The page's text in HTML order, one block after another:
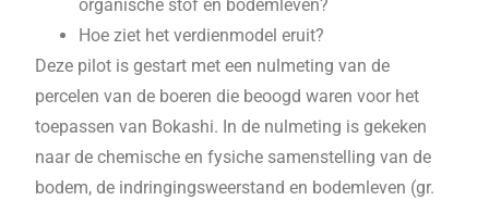
organische stof en bodemleven?
Hoe ziet het verdienmodel eruit?
Deze pilot is gestart met een nulmeting van de
percelen van de boeren die beoogd waren voor het
toepassen van Bokashi. In de nulmeting is gekeken
naar de chemische en fysiche samenstelling van de
bodem, de indringingsweerstand en bodemleven (gr.